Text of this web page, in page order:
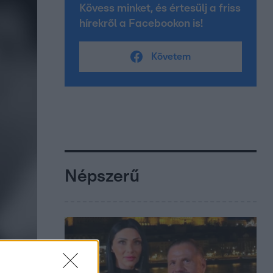
Kövess minket, és értesülj a friss
hírekről a Facebookon is!
Követem
Népszerű